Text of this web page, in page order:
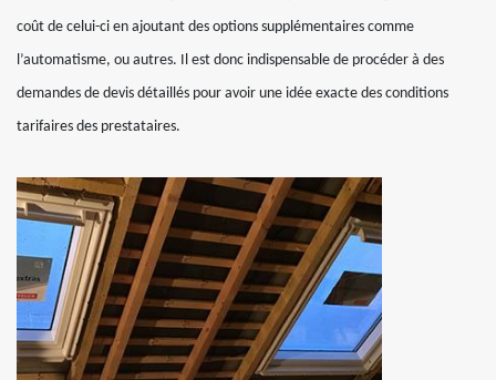
coût de celui-ci en ajoutant des options supplémentaires comme
l’automatisme, ou autres. Il est donc indispensable de procéder à des
demandes de devis détaillés pour avoir une idée exacte des conditions
tarifaires des prestataires.